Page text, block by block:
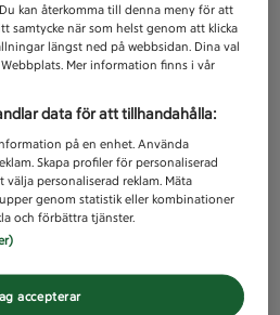
kan återkomma till denna meny för att
samtycke när som helst genom att klicka
längst ned på webbsidan. Dina val
Mer information finns i vår
data för att tillhandahålla:
på en enhet. Använda
Skapa profiler för personaliserad
personaliserad reklam. Mäta
genom statistik eller kombinationer
och förbättra tjänster.
accepterar